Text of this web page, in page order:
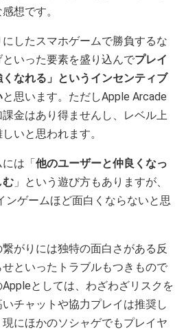
想です。
したスマホゲームで勝負するな
いった要素を盛り込んでプレイ
なれる」というインセンティブ
と思います。ただしApple Arcade
金はあり得ませんし、レベル上
いと思われます。
には「他のユーザーと仲良くなっ
む 」という遊び方もありますが、
ンゲームほど面白くならないと思
がりには独特の面白さがある反
といったトラブルもつきもので
としては、わざわざリスクを
チャットや協力プレイは推奨し
にほかのソシャゲでもプレイヤ